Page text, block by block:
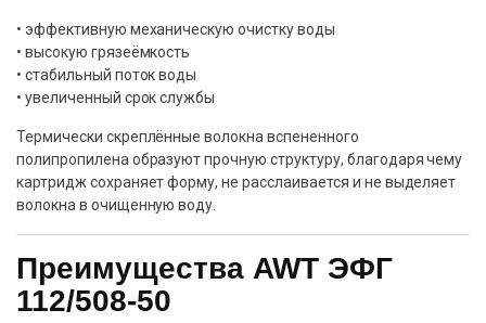
• эффективную механическую очистку воды
• высокую грязеёмкость
• стабильный поток воды
• увеличенный срок службы
Термически скреплённые волокна вспененного
полипропилена образуют прочную структуру, благодаря чему
картридж сохраняет форму, не расслаивается и не выделяет
волокна в очищенную воду.
Преимущества AWT ЭФГ
112/508-50